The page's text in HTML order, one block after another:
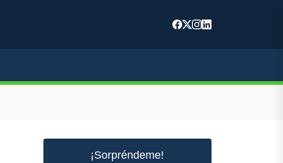
¡Sorpréndeme!